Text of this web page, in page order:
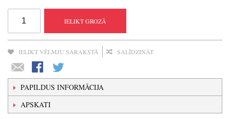
IELIKT GROZĀ
IELIKT VĒLMJU SARAKSTĀ SALĪDZINĀT
PAPILDUS INFORMĀCIJA
APSKATI